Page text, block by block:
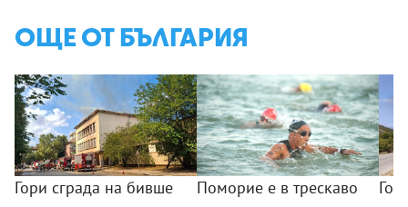
ОЩЕ ОТ БЪЛГАРИЯ
Гори сграда на бивше
Поморие е в трескаво